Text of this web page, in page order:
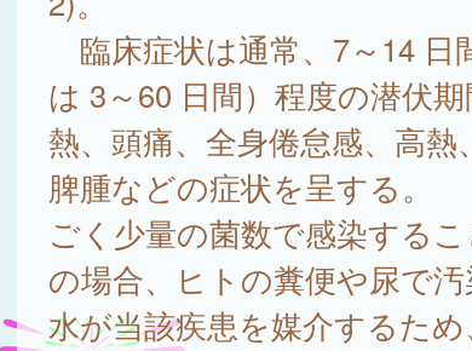
臨床症状は通常、7～14 日
は 3～60 日間）程度の潜伏
熱、頭痛、全身倦怠感、高熱
脾腫などの症状を呈する。
ごく少量の菌数で感染する
の場合、ヒトの糞便や尿で
水が当該疾患を媒介するた